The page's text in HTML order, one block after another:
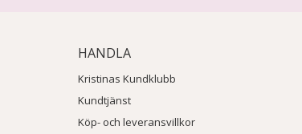
HANDLA
Kristinas Kundklubb
Kundtjänst
Köp- och leveransvillkor